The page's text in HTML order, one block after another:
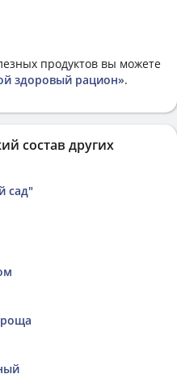
продуктов вы можете
здоровый рацион».
состав других
сад"